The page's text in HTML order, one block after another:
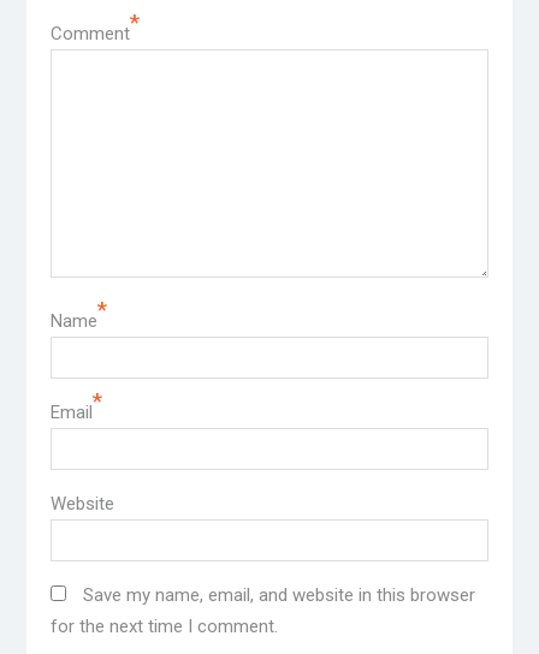
Comment*
Name*
Email*
Website
Save my name, email, and website in this browser
for the next time I comment.